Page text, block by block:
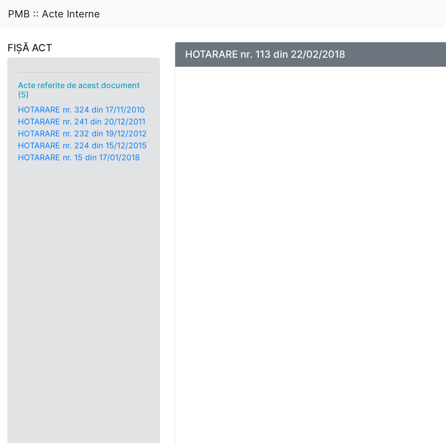
PMB :: Acte Interne
FIȘĂ ACT
Acte referite de acest document
(5)
HOTARARE nr. 324 din 17/11/2010
HOTARARE nr. 241 din 20/12/2011
HOTARARE nr. 232 din 19/12/2012
HOTARARE nr. 224 din 15/12/2015
HOTARARE nr. 15 din 17/01/2018
HOTARARE nr. 113 din 22/02/2018